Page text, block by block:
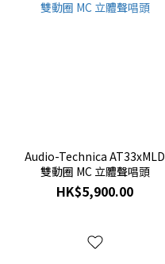
Audio-Technica AT33xMLD
雙動圈 MC 立體聲唱頭
HK$5,900.00